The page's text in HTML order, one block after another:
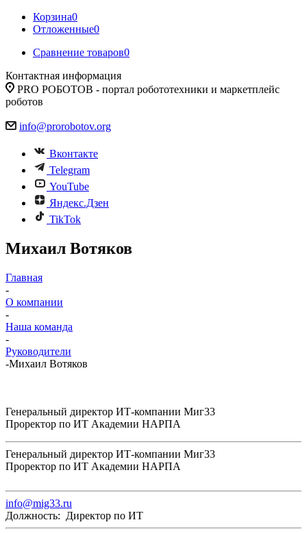
Корзина0
Отложенные0
Сравнение товаров0
Контактная информация
PRO РОБОТОВ - портал робототехники и маркетплейс
роботов
info@prorobotov.org
Вконтакте
Telegram
YouTube
Яндекс.Дзен
TikTok
Михаил Вотяков
Главная
-
О компании
-
Наша команда
-
Руководители
-Михаил Вотяков
Генеральный директор ИТ-компании Миг33
Проректор по ИТ Академии НАРПА
Генеральный директор ИТ-компании Миг33
Проректор по ИТ Академии НАРПА
info@mig33.ru
Должность: Директор по ИТ